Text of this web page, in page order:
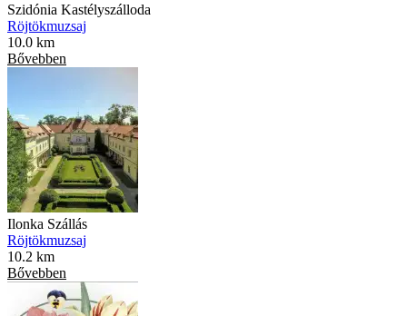
Szidónia Kastélyszálloda
Röjtökmuzsaj
10.0 km
Bővebben
Ilonka Szállás
Röjtökmuzsaj
10.2 km
Bővebben